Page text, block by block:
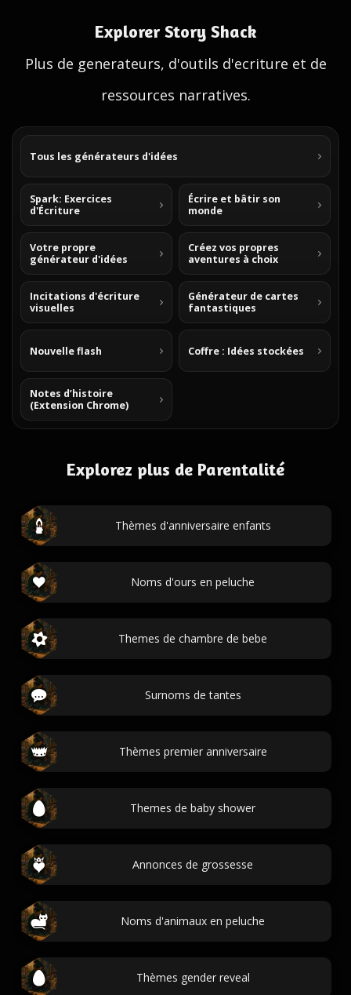
Explorer Story Shack
Plus de generateurs, d'outils d'ecriture et de
ressources narratives.
Tous les générateurs d'idées
Spark: Exercices
d'Écriture
Écrire et bâtir son
monde
Votre propre
générateur d'idées
Créez vos propres
aventures à choix
Incitations d'écriture
visuelles
Générateur de cartes
fantastiques
Nouvelle flash Coffre : Idées stockées
Notes d’histoire
(Extension Chrome)
Explorez plus de Parentalité
Thèmes d'anniversaire enfants
Noms d'ours en peluche
Themes de chambre de bebe
Surnoms de tantes
Thèmes premier anniversaire
Themes de baby shower
Annonces de grossesse
Noms d'animaux en peluche
Thèmes gender reveal